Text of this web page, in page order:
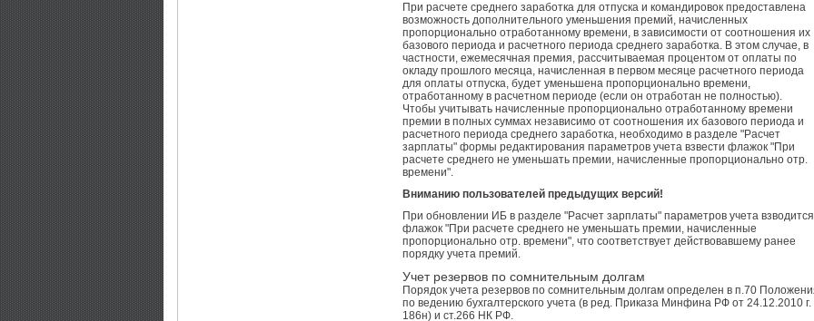
При расчете среднего заработка для отпуска и командировок предоставлена
возможность дополнительного уменьшения премий, начисленных
пропорционально отработанному времени, в зависимости от соотношения их
базового периода и расчетного периода среднего заработка. В этом случае, в
частности, ежемесячная премия, рассчитываемая процентом от оплаты по
окладу прошлого месяца, начисленная в первом месяце расчетного периода
для оплаты отпуска, будет уменьшена пропорционально времени,
отработанному в расчетном периоде (если он отработан не полностью).
Чтобы учитывать начисленные пропорционально отработанному времени
премии в полных суммах независимо от соотношения их базового периода и
расчетного периода среднего заработка, необходимо в разделе "Расчет
зарплаты" формы редактирования параметров учета взвести флажок "При
расчете среднего не уменьшать премии, начисленные пропорционально отр.
времени".
Вниманию пользователей предыдущих версий!
При обновлении ИБ в разделе "Расчет зарплаты" параметров учета взводится
флажок "При расчете среднего не уменьшать премии, начисленные
пропорционально отр. времени", что соответствует действовавшему ранее
порядку учета премий.
Учет резервов по сомнительным долгам
Порядок учета резервов по сомнительным долгам определен в п.70
по ведению бухгалтерского учета (в ред. Приказа Минфина РФ от 24.12.2010 г.
186н) и ст.266 НК РФ.